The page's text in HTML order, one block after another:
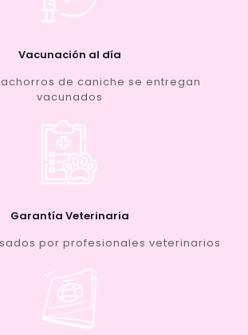
Vacunación al día
de caniche se entregan
vacunados
Garantía Veterinaria
por profesionales veterinarios